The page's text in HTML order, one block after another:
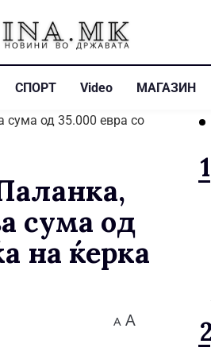
СПОРТ Video МАГАЗИН
сума од
на ќерка
A A